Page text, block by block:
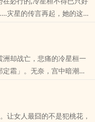
灾星的传言再起，她的这一
却战亡，悲痛的冷星桓一
霜」。无奈，宫中暗潮汹
我夺的戏码才正要上演
让女人最囧的不是犯桃花，